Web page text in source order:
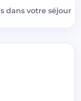
dans votre séjour